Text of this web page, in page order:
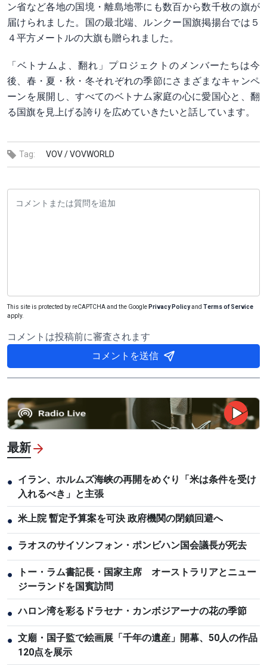
ン省など各地の国境・離島地帯にも数百から数千枚の旗が
届けられました。国の最北端、ルンクー国旗掲揚台では５
４平方メートルの大旗も贈られました。
「ベトナムよ、翻れ」プロジェクトのメンバーたちは今
後、春・夏・秋・冬それぞれの季節にさまざまなキャンペ
ーンを展開し、すべてのベトナム家庭の心に愛国心と、翻
る国旗を見上げる誇りを広めていきたいと話しています。
Tag: VOV /VOVWORLD
This site is protected by reCAPTCHA and the Google Privacy Policyand Terms of Service
apply.
コメントは投稿前に審査されます
コメントを送信
最新
● イラン、ホルムズ海峡の再開をめぐり「米は条件を受け
入れるべき」と主張
● 米上院 暫定予算案を可決 政府機関の閉鎖回避へ
● ラオスのサイソンフォン・ポンビハン国会議長が死去
●
トー・ラム書記長・国家主席 オーストラリアとニュー
ジーランドを国賓訪問
● ハロン湾を彩るドラセナ・カンボジアーナの花の季節
● 文廟・国子監で絵画展「千年の遺産」開幕、50人の作品
120点を展示